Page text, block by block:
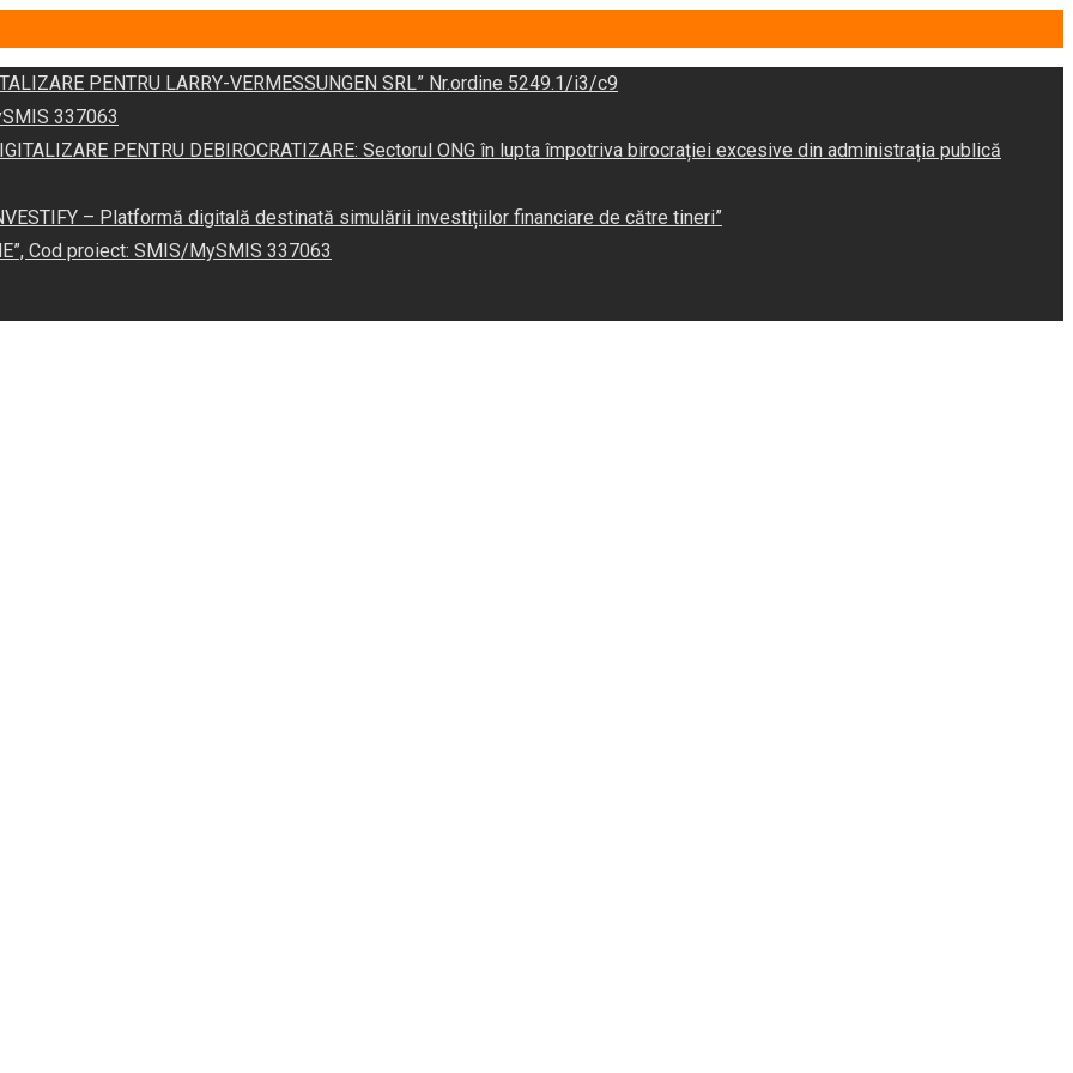
PENTRU LARRY-VERMESSUNGEN SRL” Nr.ordine 5249.1/i3/c9
337063
PENTRU DEBIROCRATIZARE: Sectorul ONG în lupta împotriva birocrației excesive din administrația publică
– Platformă digitală destinată simulării investițiilor financiare de către tineri”
Cod proiect: SMIS/MySMIS 337063